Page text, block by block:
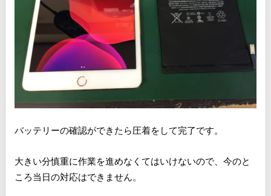
バッテリーの確認ができたら圧着をして完了です。
大きい分慎重に作業を進めなくてはいけないので、今のと
ころ当日の対応はできません。